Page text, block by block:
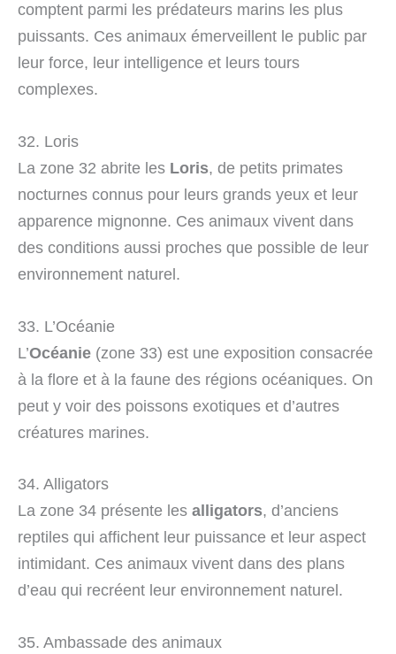
comptent parmi les prédateurs marins les plus
puissants. Ces animaux émerveillent le public par
leur force, leur intelligence et leurs tours
complexes.
32. Loris
La zone 32 abrite les Loris, de petits primates
nocturnes connus pour leurs grands yeux et leur
apparence mignonne. Ces animaux vivent dans
des conditions aussi proches que possible de leur
environnement naturel.
33. L’Océanie
L’Océanie (zone 33) est une exposition consacrée
à la flore et à la faune des régions océaniques. On
peut y voir des poissons exotiques et d’autres
créatures marines.
34. Alligators
La zone 34 présente les alligators, d’anciens
reptiles qui affichent leur puissance et leur aspect
intimidant. Ces animaux vivent dans des plans
d’eau qui recréent leur environnement naturel.
35. Ambassade des animaux